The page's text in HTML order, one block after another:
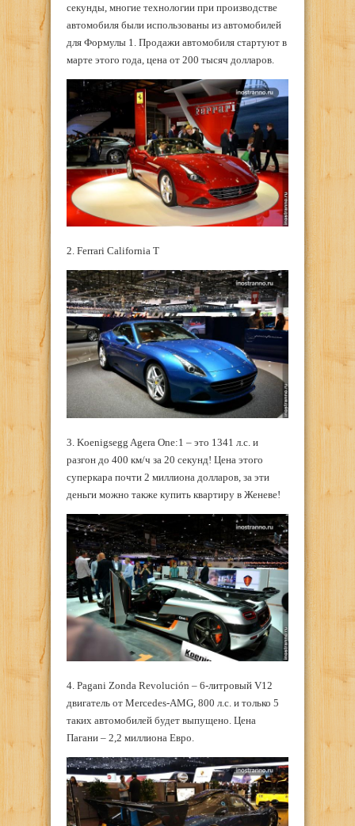
секунды, многие технологии при производстве
автомобиля были использованы из автомобилей
для Формулы 1. Продажи автомобиля стартуют в
марте этого года, цена от 200 тысяч долларов.
2. Ferrari California T
3. Koenigsegg Agera One:1 – это 1341 л.с. и
разгон до 400 км/ч за 20 секунд! Цена этого
суперкара почти 2 миллиона долларов, за эти
деньги можно также купить квартиру в Женеве!
4. Pagani Zonda Revolución – 6-литровый V12
двигатель от Mercedes-AMG, 800 л.с. и только 5
таких автомобилей будет выпущено. Цена
Пагани – 2,2 миллиона Евро.